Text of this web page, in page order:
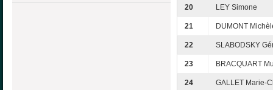
20 LEY Simone
21 DUMONT
22 SLABODSKY
23 BRACQUART
24 GALLET Marie-